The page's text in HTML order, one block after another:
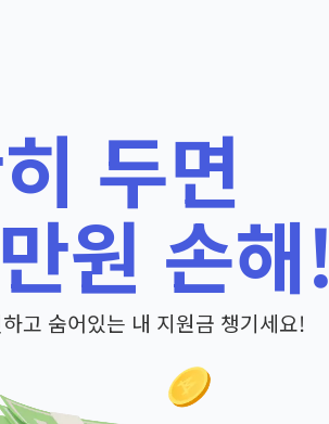
두면
원 손해!
고 숨어있는 내 지원금 챙기세요!